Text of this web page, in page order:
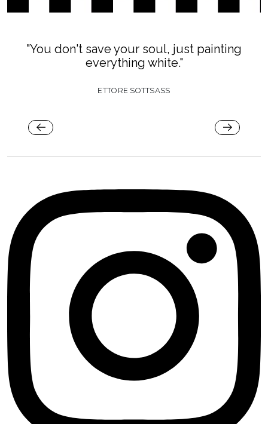
"You don't save your soul, just painting
everything white."
ETTORE SOTTSASS